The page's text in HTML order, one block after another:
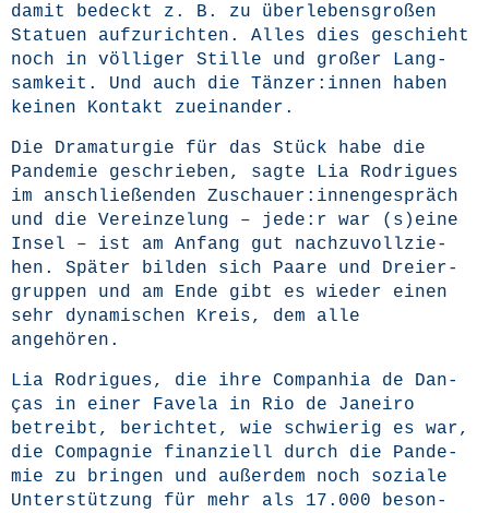
damit bedeckt z. B. zu über­le­bens­gro­ßen
Sta­tu­en auf­zu­rich­ten. Alles dies geschieht
noch in völ­li­ger Stil­le und gro­ßer Lang­
sam­keit. Und auch die Tänzer:innen haben
kei­nen Kon­takt zueinander.
Die Dra­ma­tur­gie für das Stück habe die
Pan­de­mie geschrie­ben, sag­te Lia Rodri­gues
im anschlie­ßen­den Zuschauer:innengespräch
und die Ver­ein­ze­lung – jede:r war (s)eine
Insel – ist am Anfang gut nach­zu­voll­zie­
hen. Spä­ter bil­den sich Paa­re und Drei­er­
grup­pen und am Ende gibt es wie­der einen
sehr dyna­mi­schen Kreis, dem alle
angehören.
Lia Rodri­gues, die ihre Com­p­an­hia de Dan­
ças in einer Fave­la in Rio de Janei­ro
betreibt, berich­tet, wie schwie­rig es war,
die Com­pa­gnie finan­zi­ell durch die Pan­de­
mie zu brin­gen und außer­dem noch sozia­le
Unter­stüt­zung für mehr als 17.000 beson­